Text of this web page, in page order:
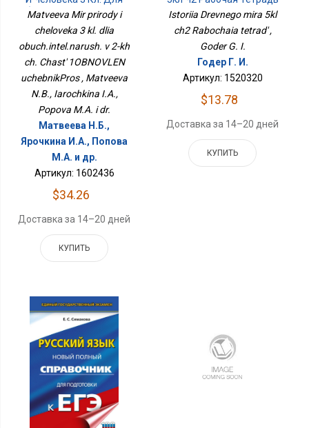
Обуч.интел.наруш. В 2-Х
Ч. Часть 1ОБНОВЛЕН
УчебникПрос
Matveeva Mir prirody i
cheloveka 3 kl. dlia
obuch.intel.narush. v 2-kh
ch. Chast' 1OBNOVLEN
uchebnikPros , Matveeva
N.B., Iarochkina I.A.,
Popova M.A. i dr.
Матвеева Н.Б.,
Ярочкина И.А., Попова
М.А. и др.
Артикул: 1602436
$34.26
Доставка за 14–20 дней
КУПИТЬ
Istoriia Drevnego mira 5kl
ch2 Rabochaia tetrad' ,
Goder G. I.
Годер Г. И.
Артикул: 1520320
$13.78
Доставка за 14–20 дней
КУПИТЬ